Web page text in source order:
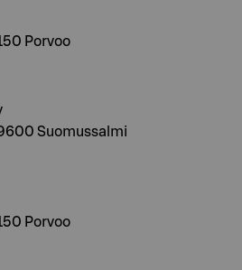
Porvoo
Suomussalmi
Porvoo